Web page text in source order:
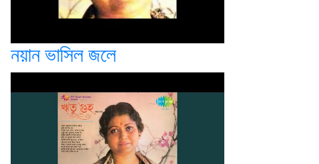
নয়ান ভাসিল জলে